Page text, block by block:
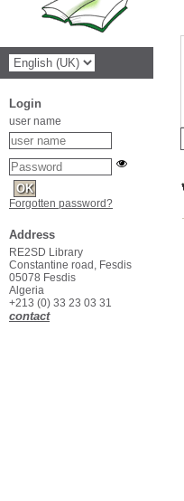
Login
user name
Forgotten password?
Address
RE2SD Library
Constantine road, Fesdis
05078 Fesdis
Algeria
+213 (0) 33 23 03 31
contact